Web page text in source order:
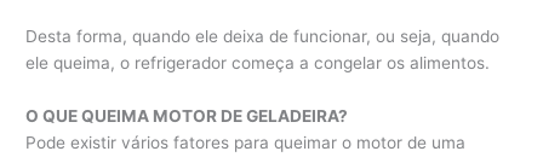
Desta forma, quando ele deixa de funcionar, ou seja, quando
ele queima, o refrigerador começa a congelar os alimentos.
O QUE QUEIMA MOTOR DE GELADEIRA?
Pode existir vários fatores para queimar o motor de uma